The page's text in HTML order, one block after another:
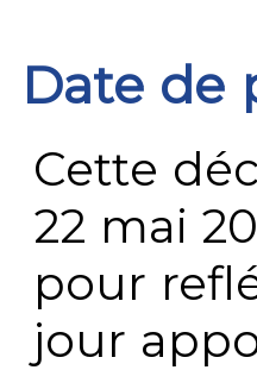
Date de
Cette
22 mai
pour
jour